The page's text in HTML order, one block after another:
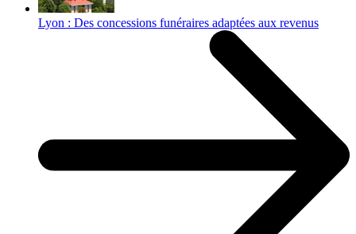
Lyon : Des concessions funéraires adaptées aux revenus